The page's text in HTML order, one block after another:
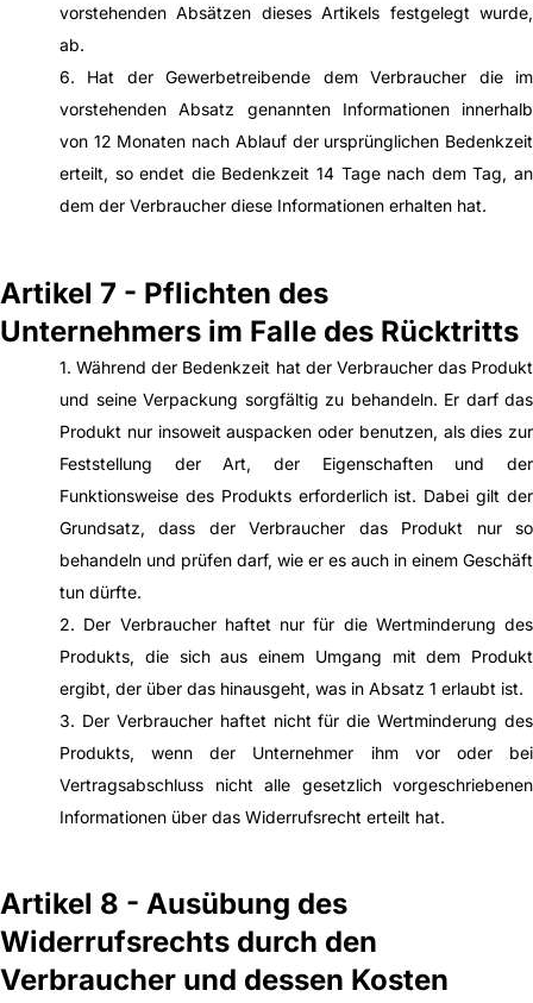
vorstehenden Absätzen dieses Artikels festgelegt wurde,
ab.
6. Hat der Gewerbetreibende dem Verbraucher die im
vorstehenden Absatz genannten Informationen innerhalb
von 12 Monaten nach Ablauf der ursprünglichen Bedenkzeit
erteilt, so endet die Bedenkzeit 14 Tage nach dem Tag, an
dem der Verbraucher diese Informationen erhalten hat.
Artikel 7 - Pflichten des
Unternehmers im Falle des Rücktritts
1. Während der Bedenkzeit hat der Verbraucher das Produkt
und seine Verpackung sorgfältig zu behandeln. Er darf das
Produkt nur insoweit auspacken oder benutzen, als dies zur
Feststellung der Art, der Eigenschaften und der
Funktionsweise des Produkts erforderlich ist. Dabei gilt der
Grundsatz, dass der Verbraucher das Produkt nur so
behandeln und prüfen darf, wie er es auch in einem Geschäft
tun dürfte.
2. Der Verbraucher haftet nur für die Wertminderung des
Produkts, die sich aus einem Umgang mit dem Produkt
ergibt, der über das hinausgeht, was in Absatz 1 erlaubt ist.
3. Der Verbraucher haftet nicht für die Wertminderung des
Produkts, wenn der Unternehmer ihm vor oder bei
Vertragsabschluss nicht alle gesetzlich vorgeschriebenen
Informationen über das Widerrufsrecht erteilt hat.
Artikel 8 - Ausübung des
Widerrufsrechts durch den
Verbraucher und dessen Kosten